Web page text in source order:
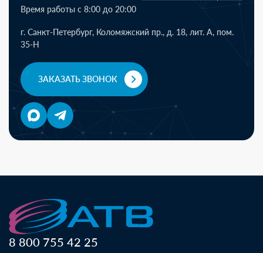
Время работы с 8:00 до 20:00
г. Санкт-Петербург, Коломяжский пр., д. 18, лит. А, пом.
35-Н
ЗАКАЗАТЬ ЗВОНОК
8 800 755 42 25